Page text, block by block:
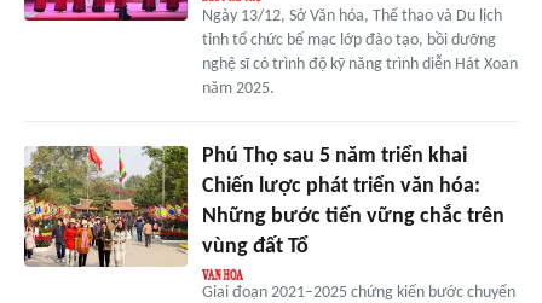
Ngày 13/12, Sở Văn hóa, Thể thao và Du lịch
tỉnh tổ chức bế mạc lớp đào tạo, bồi dưỡng
nghệ sĩ có trình độ kỹ năng trình diễn Hát Xoan
năm 2025.
Phú Thọ sau 5 năm triển khai
Chiến lược phát triển văn hóa:
Những bước tiến vững chắc trên
vùng đất Tổ
Giai đoạn 2021–2025 chứng kiến bước chuyển